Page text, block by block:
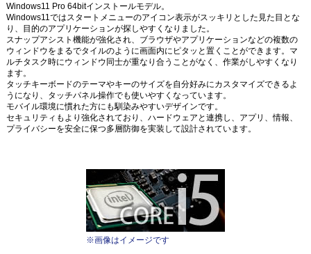
Windows11 Pro 64bitインストールモデル。
Windows11ではスタートメニューのアイコン表示がスッキリとした見た目とな
り、目的のアプリケーションが探しやすくなりました。
スナップアシスト機能が強化され、ブラウザやアプリケーションなどの複数の
ウィンドウをまるでタイルのように画面内にピタッと置くことができます。マ
ルチタスク時にウィンドウ同士が重なり合うことがなく、作業がしやすくなり
ます。
タッチキーボードのテーマやキーのサイズを自分好みにカスタマイズできるよ
うになり、タッチパネル操作でも使いやすくなっています。
モバイル環境に慣れた方にも馴染みやすいデザインです。
セキュリティもより強化されており、ハードウェアと連携し、アプリ、情報、
プライバシーを安全に保つ多層防御を実装して設計されています。
※画像はイメージです